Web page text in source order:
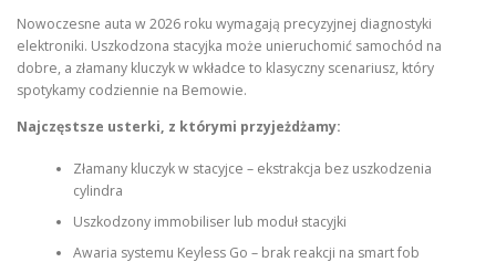
Nowoczesne auta w 2026 roku wymagają precyzyjnej diagnostyki
elektroniki. Uszkodzona stacyjka może unieruchomić samochód na
dobre, a złamany kluczyk w wkładce to klasyczny scenariusz, który
spotykamy codziennie na Bemowie.
Najczęstsze usterki, z którymi przyjeżdżamy:
Złamany kluczyk w stacyjce – ekstrakcja bez uszkodzenia
cylindra
Uszkodzony immobiliser lub moduł stacyjki
Awaria systemu Keyless Go – brak reakcji na smart fob